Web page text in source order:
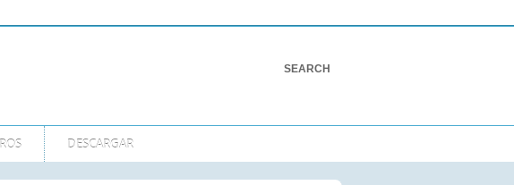
DESCARGAR